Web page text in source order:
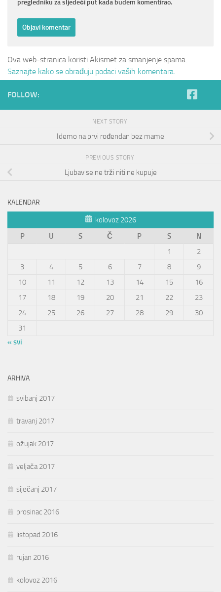
pregledniku za sljedeći put kada budem komentirao.
Ova web-stranica koristi Akismet za smanjenje spama.
Saznajte kako se obrađuju podaci vaših komentara.
FOLLOW:
NEXT STORY
Idemo na prvi rođendan bez mame
PREVIOUS STORY
Ljubav se ne trži niti ne kupuje
KALENDAR
kolovoz 2026
P
U S Č P S
N
1
2
3
4 5 6 7 8
9
10
11 12 13 14 15
16
17
18 19 20 21 22
23
24
25 26 27 28 29
30
31
« svi
ARHIVA
svibanj 2017
travanj 2017
ožujak 2017
veljača 2017
siječanj 2017
prosinac 2016
listopad 2016
rujan 2016
kolovoz 2016